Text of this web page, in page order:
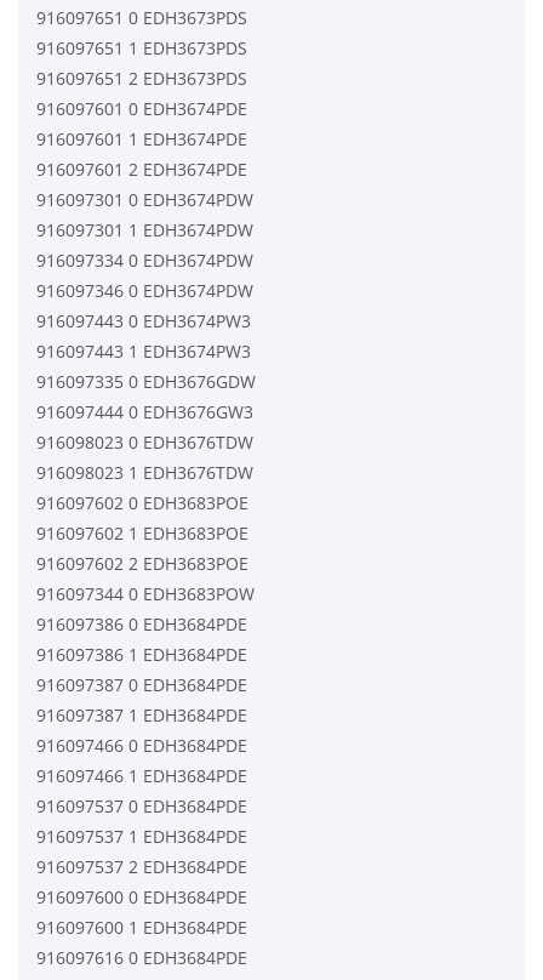
916097651 0 EDH3673PDS
916097651 1 EDH3673PDS
916097651 2 EDH3673PDS
916097601 0 EDH3674PDE
916097601 1 EDH3674PDE
916097601 2 EDH3674PDE
916097301 0 EDH3674PDW
916097301 1 EDH3674PDW
916097334 0 EDH3674PDW
916097346 0 EDH3674PDW
916097443 0 EDH3674PW3
916097443 1 EDH3674PW3
916097335 0 EDH3676GDW
916097444 0 EDH3676GW3
916098023 0 EDH3676TDW
916098023 1 EDH3676TDW
916097602 0 EDH3683POE
916097602 1 EDH3683POE
916097602 2 EDH3683POE
916097344 0 EDH3683POW
916097386 0 EDH3684PDE
916097386 1 EDH3684PDE
916097387 0 EDH3684PDE
916097387 1 EDH3684PDE
916097466 0 EDH3684PDE
916097466 1 EDH3684PDE
916097537 0 EDH3684PDE
916097537 1 EDH3684PDE
916097537 2 EDH3684PDE
916097600 0 EDH3684PDE
916097600 1 EDH3684PDE
916097616 0 EDH3684PDE